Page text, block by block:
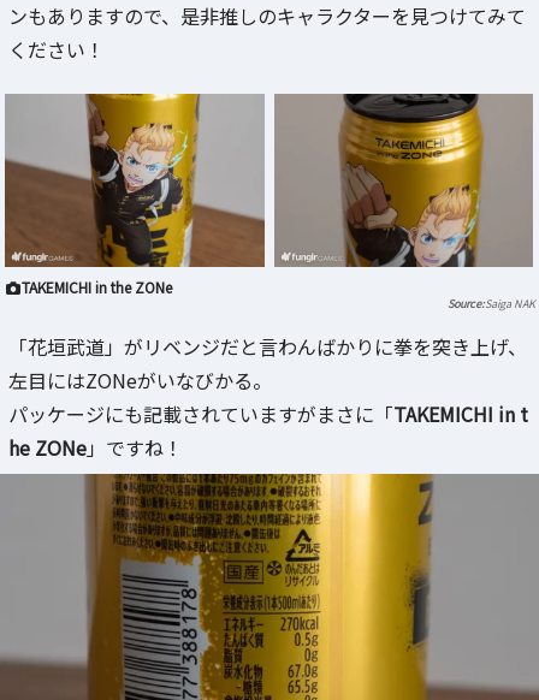
ンもありますので、是非推しのキャラクターを見つけてみて
ください！
TAKEMICHI in the ZONe
Saiga NAK
「花垣武道」がリベンジだと言わんばかりに拳を突き上げ、
左目にはZONeがいなびかる。
パッケージにも記載されていますがまさに「TAKEMICHI in t
he ZONe」ですね！